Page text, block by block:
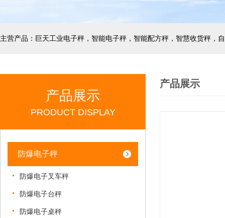
产品展示
PRODUCT DISPLAY
防爆电子秤
防爆电子叉车秤
防爆电子台秤
防爆电子桌秤
产品展示